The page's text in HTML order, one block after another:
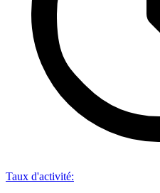
Taux d'activité: